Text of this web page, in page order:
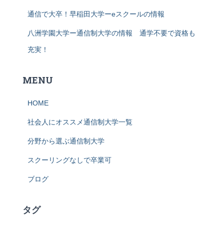
通信で大卒！早稲田大学ーeスクールの情報
八洲学園大学ー通信制大学の情報 通学不要で資格も
充実！
MENU
HOME
社会人にオススメ通信制大学一覧
分野から選ぶ通信制大学
スクーリングなしで卒業可
ブログ
タグ